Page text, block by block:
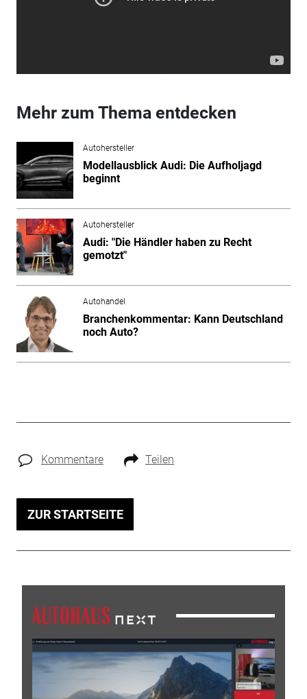
Mehr zum Thema entdecken
Autohersteller
Modellausblick Audi: Die Aufholjagd
beginnt
Autohersteller
Audi: "Die Händler haben zu Recht
gemotzt"
Autohandel
Branchenkommentar: Kann Deutschland
noch Auto?
Kommentare Teilen
ZUR STARTSEITE